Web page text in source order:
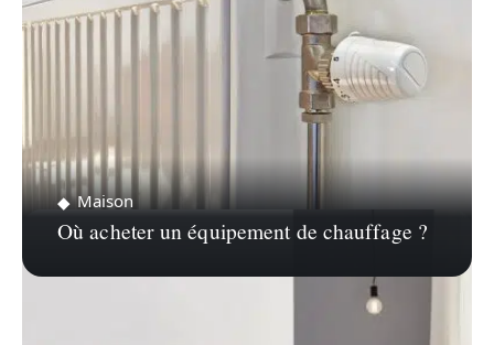
Maison
Où acheter un équipement de chauffage ?